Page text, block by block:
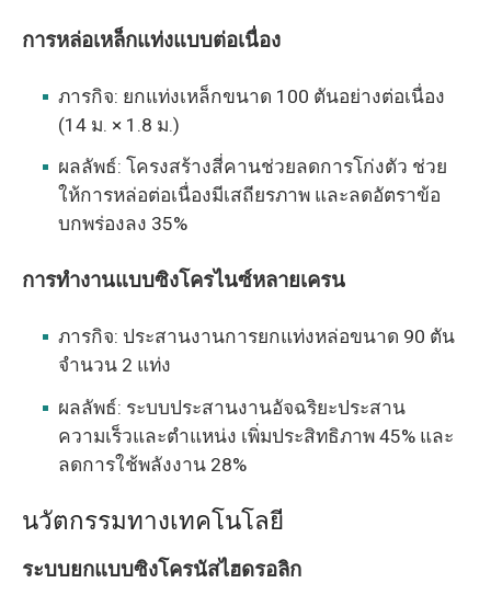
การหล่อเหล็กแท่งแบบต่อเนื่อง
ภารกิจ: ยกแท่งเหล็กขนาด 100 ตันอย่างต่อเนื่อง
(14 ม. × 1.8 ม.)
ผลลัพธ์: โครงสร้างสี่คานช่วยลดการโก่งตัว ช่วย
ให้การหล่อต่อเนื่องมีเสถียรภาพ และลดอัตราข้อ
บกพร่องลง 35%
การทำงานแบบซิงโครไนซ์หลายเครน
ภารกิจ: ประสานงานการยกแท่งหล่อขนาด 90 ตัน
จำนวน 2 แท่ง
ผลลัพธ์: ระบบประสานงานอัจฉริยะประสาน
ความเร็วและตำแหน่ง เพิ่มประสิทธิภาพ 45% และ
ลดการใช้พลังงาน 28%
นวัตกรรมทางเทคโนโลยี
ระบบยกแบบซิงโครนัสไฮดรอลิก